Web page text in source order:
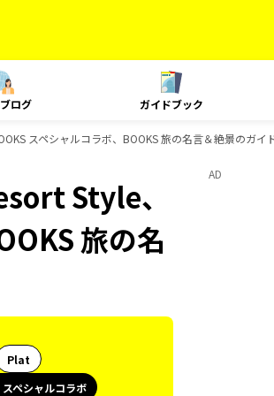
ログ ガイドブック
スペシャルコラボ、BOOKS 旅の名言＆絶景のガイ
Style、
旅の名
Plat
ペシャルコラボ
AD